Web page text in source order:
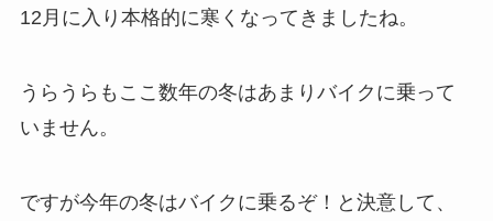
12月に入り本格的に寒くなってきましたね。
うらうらもここ数年の冬はあまりバイクに乗って
いません。
ですが今年の冬はバイクに乗るぞ！と決意して、